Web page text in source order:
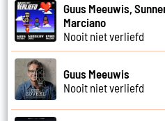
Guus Meeuwis,
Marciano
Nooit niet verliefd
Guus Meeuwis
Nooit niet verliefd